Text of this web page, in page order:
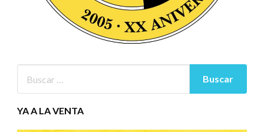
YA A LA VENTA